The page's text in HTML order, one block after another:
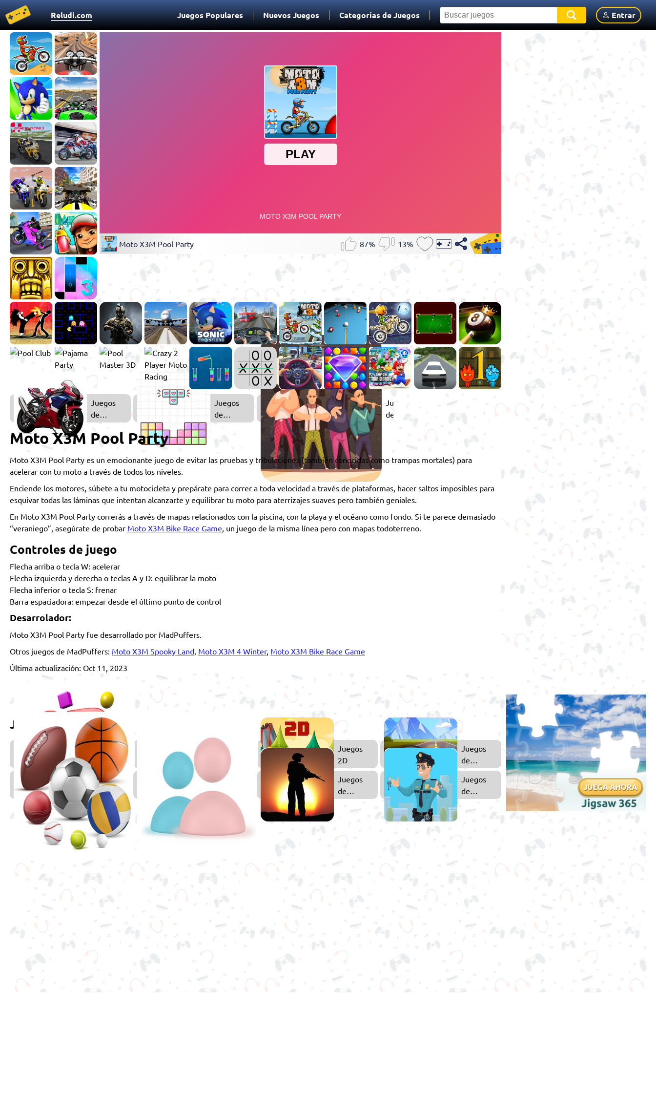
Reludi.com Juegos Populares Nuevos Juegos Categorías de Juegos Entrar
Moto X3M Pool Party 87% 13%
Juegos
de
Juegos
de
Juegos
de
Moto X3M Pool Party
Moto X3M Pool Party es un emocionante juego de evitar las pruebas y tribulaciones (también conocidas como trampas mortales) para
acelerar con tu moto a través de todos los niveles.
Enciende los motores, súbete a tu motocicleta y prepárate para correr a toda velocidad a través de plataformas, hacer saltos imposibles para
esquivar todas las láminas que intentan alcanzarte y equilibrar tu moto para aterrizajes suaves pero también geniales.
En Moto X3M Pool Party correrás a través de mapas relacionados con la piscina, con la playa y el océano como fondo. Si te parece demasiado
“veraniego”, asegúrate de probar Moto X3M Bike Race Game, un juego de la misma línea pero con mapas todoterreno.
Controles de juego
Flecha arriba o tecla W: acelerar
Flecha izquierda y derecha o teclas A y D: equilibrar la moto
Flecha inferior o tecla S: frenar
Barra espaciadora: empezar desde el último punto de control
Desarrolador:
Moto X3M Pool Party fue desarrollado por MadPuffers.
Otros juegos de MadPuffers: Moto X3M Spooky Land, Moto X3M 4 Winter, Moto X3M Bike Race Game
Última actualización: Oct 11, 2023
Juega también
Juegos
Carreras
Juegos
2D
Juegos
de
Simulación
Juegos
Deportes
Juegos
Jugadores
Juegos
de
Acción
Juegos
de
Policías